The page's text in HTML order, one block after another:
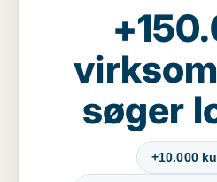
søger
+10.000